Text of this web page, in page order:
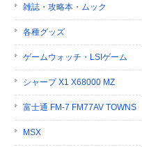
雑誌・攻略本・ムック
各種グッズ
ゲームウォッチ・LSIゲーム
シャープ X1 X68000 MZ
富士通 FM-7 FM77AV TOWNS
MSX